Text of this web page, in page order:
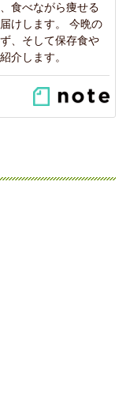
食べながら痩せる
けします。 今晩の
、そして保存食や
介します。